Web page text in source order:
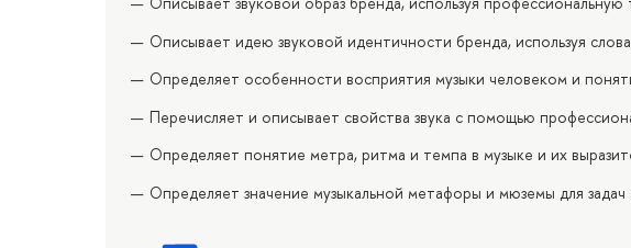
Описывает идею звуковой идентичности бренда, используя
Определяет особенности восприятия музыки человеком и
Перечисляет и описывает свойства звука с помощью
Определяет понятие метра, ритма и темпа в музыке и их
Определяет значение музыкальной метафоры и мюземы для задач